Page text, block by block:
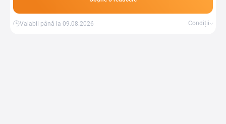
Valabil până la 09.08.2026 Condiții